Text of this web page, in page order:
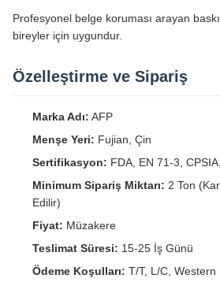
Profesyonel belge koruması arayan
bireyler için uygundur.
Özelleştirme ve Sipariş
Marka Adı: AFP
Menşe Yeri: Fujian, Çin
Sertifikasyon: FDA, EN 71-3,
Minimum Sipariş Miktarı: 2 Ton
Edilir)
Fiyat: Müzakere
Teslimat Süresi: 15-25 İş Günü
Ödeme Koşulları: T/T, L/C, Western